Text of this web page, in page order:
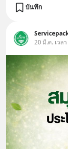
บันทึก
20 มี.ค. เวล